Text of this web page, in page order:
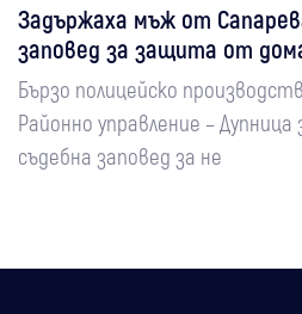
Задържаха мъж от
заповед за защита от
Бързо полицейско
Районно управление –
съдебна заповед за не